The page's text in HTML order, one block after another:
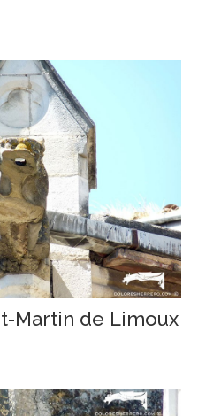
Martin de Limoux